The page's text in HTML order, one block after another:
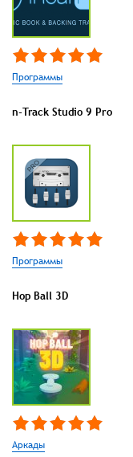
Программы
n-Track Studio 9 Pro
Программы
Hop Ball 3D
Аркады